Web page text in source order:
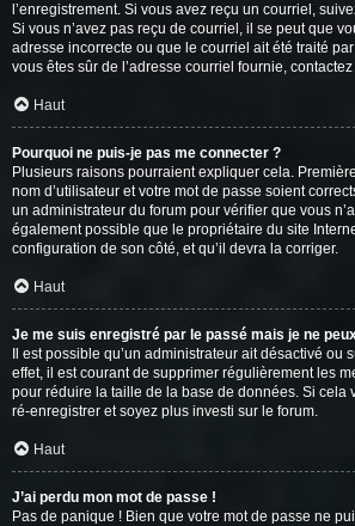
l’enregistrement. Si vous avez reçu un courriel,
Si vous n’avez pas reçu de courriel, il se peut que
adresse incorrecte ou que le courriel ait été traité
vous êtes sûr de l’adresse courriel fournie,
Haut
Pourquoi ne puis-je pas me connecter ?
Plusieurs raisons pourraient expliquer cela.
nom d’utilisateur et votre mot de passe soient
un administrateur du forum pour vérifier que vous
également possible que le propriétaire du site
configuration de son côté, et qu’il devra la corriger.
Haut
Je me suis enregistré par le passé mais je ne
Il est possible qu’un administrateur ait désactivé ou
effet, il est courant de supprimer régulièrement les
pour réduire la taille de la base de données. Si cela
ré-enregistrer et soyez plus investi sur le forum.
Haut
J’ai perdu mon mot de passe !
Pas de panique ! Bien que votre mot de passe ne